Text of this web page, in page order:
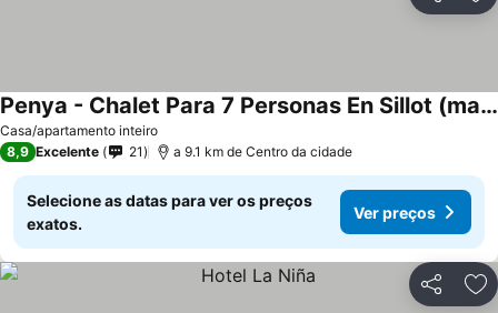
Casa/apartamento inteiro
Penya - Chalet Para 7 Personas En Sillot (manacor).
8,9 Excelente 21 a 9.1 km de Centro da cidade
Selecione as datas para ver os preços
exatos.
Ver preços
Partilhar